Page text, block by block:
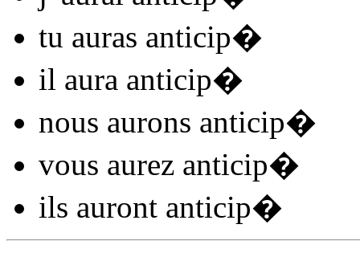
tu auras anticip�
il aura anticip�
nous aurons anticip�
vous aurez anticip�
ils auront anticip�